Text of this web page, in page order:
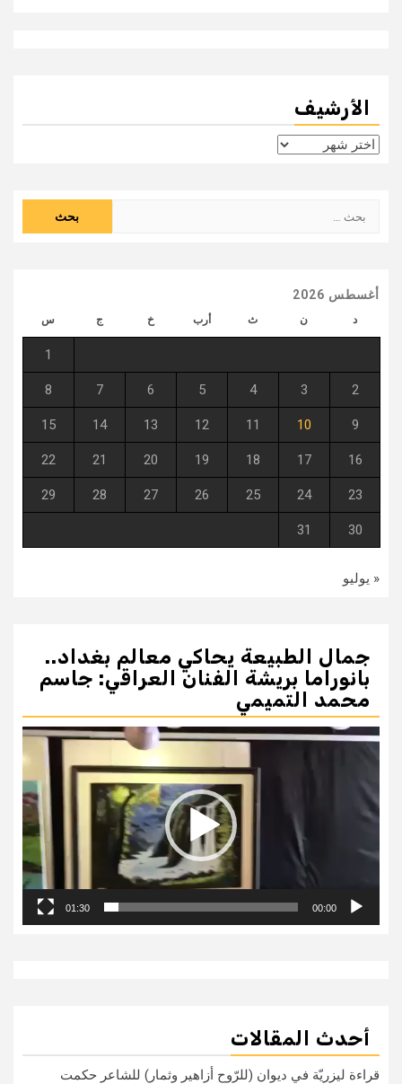
الأرشيف
الأرشيف
عن:
أغسطس 2026
د ن ث أرب خ ج س
1
2
3
4
5
6
7
8
9
10
11
12
13
14
15
16
17
18
19
20
21
22
23
24
25
26
27
28
29
30
31
« يوليو
جمال الطبيعة يحاكي معالم بغداد..
بانوراما بريشة الفنان العراقي: جاسم
محمد التميمي
مشغل
الفيديو
00:00
01:30
أحدث المقالات
قراءة ليزريّة في ديوان (للرّوح أزاهير وثمار) للشاعر حكمت